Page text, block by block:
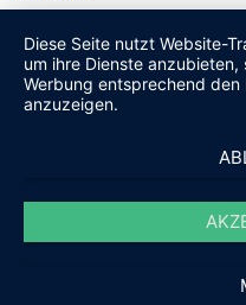
Diese Seite nutzt Website-
um ihre Dienste
Werbung entsprechend
anzuzeigen.